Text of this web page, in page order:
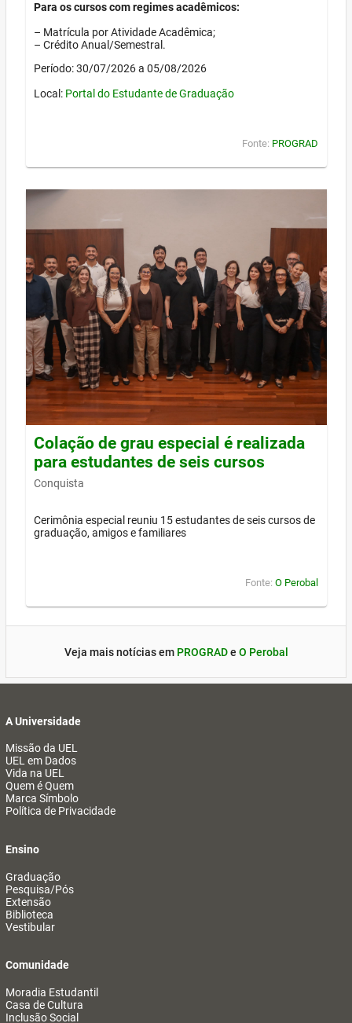
Para os cursos com regimes acadêmicos:
– Matrícula por Atividade Acadêmica;
– Crédito Anual/Semestral.
Período: 30/07/2026 a 05/08/2026
Local: Portal do Estudante de Graduação
Fonte: PROGRAD
Colação de grau especial é realizada
para estudantes de seis cursos
Conquista
Cerimônia especial reuniu 15 estudantes de seis cursos de
graduação, amigos e familiares
Fonte: O Perobal
Veja mais notícias em PROGRADe O Perobal
A Universidade
Missão da UEL
UEL em Dados
Vida na UEL
Quem é Quem
Marca Símbolo
Política de Privacidade
Ensino
Graduação
Pesquisa/Pós
Extensão
Biblioteca
Vestibular
Comunidade
Moradia Estudantil
Casa de Cultura
Inclusão Social